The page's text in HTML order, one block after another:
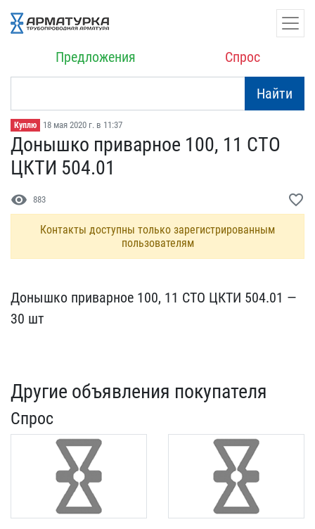
Предложения Спрос
Найти
Куплю 18 мая 2020 г. в 11:37
Донышко приварное 100, 1​1 СТО
ЦКТИ 504.01
visibility 883 favorite_border
Контакты доступны только зарегистрированным
пользователям
Донышко приварное 100, 1​1 СТО ЦКТИ 504.01 —
30 ш​т
Другие объявления покупателя
Спрос